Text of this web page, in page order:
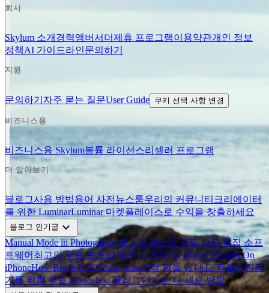
회사
Skylum 소개 경력앰버서더제휴 프로그램이용약관개인 정보
정책AI 가이드라인문의하기
지원
문의하기 자주 묻는 질문User Guide 쿠키 선택 사항 변경
비즈니스용
비즈니스용 Skylum볼륨 라이선스리셀러 프로그램
더 알아보기
블로그사용 방법용어 사전 뉴스룸우리의 커뮤니티 크리에이터
를 위한 LuminarLuminar 마켓플레이스로 수익을 창출하세요
블로그 인기글 expand_more
Manual Mode in Photography최고의 Mac용 무료 사진 편집 소프
트웨어최고의 무료 포토샵 대안 17가지Fix Blurry Pictures On
iPhoneHow Big Is 8x10 Photo Size스턱 픽셀 vs 데드 픽셀사진작
가를 위한 무료 Photoshop 플러그인가로 대 세로 방향